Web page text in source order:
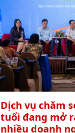
Dịch vụ chăm
tuổi đang mở
nhiều doanh